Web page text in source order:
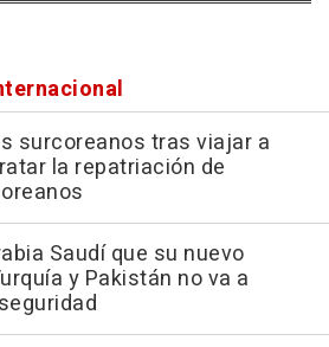
surcoreanos tras viajar a
la repatriación de
Saudí que su nuevo
y Pakistán no va a